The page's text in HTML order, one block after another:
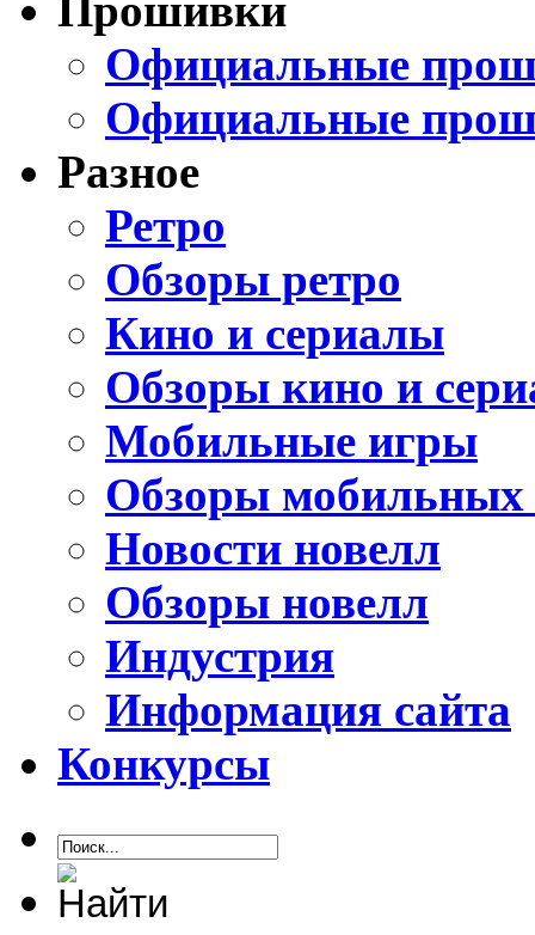
Прошивки
Официальные
Официальные
Разное
Ретро
Обзоры ретро
Кино и сериалы
Обзоры кино и
Мобильные игры
Обзоры мобильных
Новости новелл
Обзоры новелл
Индустрия
Информация сайта
Конкурсы